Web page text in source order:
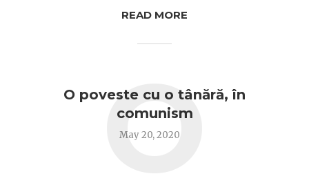
READ MORE
O poveste cu o tânără, în
comunism
May 20, 2020
O